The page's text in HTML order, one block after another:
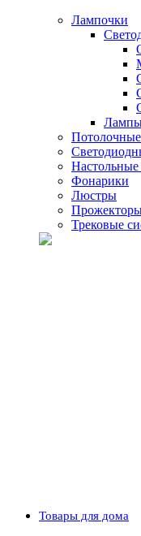
Лампочки
Лампы
Настольные
Фонарики
Люстры
Трековые
Товары для дома